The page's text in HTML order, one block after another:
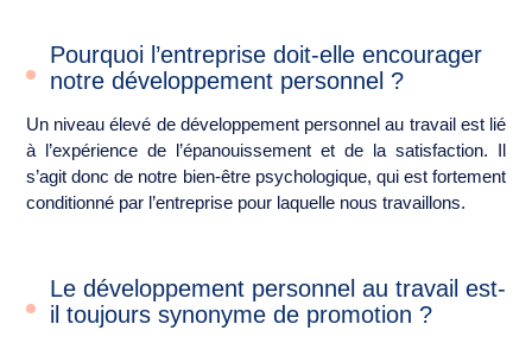
Pourquoi l’entreprise doit-elle encourager
notre développement personnel ?
Un niveau élevé de développement personnel au travail est lié
à l’expérience de l’épanouissement et de la satisfaction. Il
s’agit donc de notre bien-être psychologique, qui est fortement
conditionné par l’entreprise pour laquelle nous travaillons.
Le développement personnel au travail est-
il toujours synonyme de promotion ?